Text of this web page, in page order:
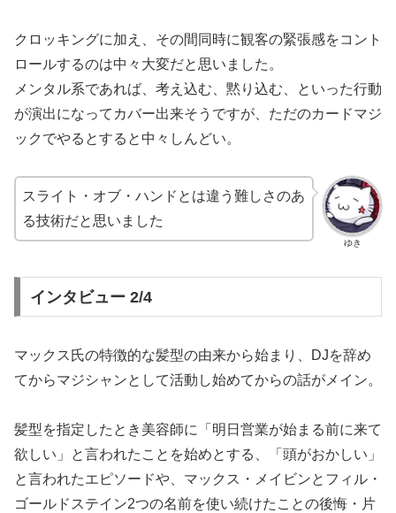
クロッキングに加え、その間同時に観客の緊張感をコント
ロールするのは中々大変だと思いました。
メンタル系であれば、考え込む、黙り込む、といった行動
が演出になってカバー出来そうですが、ただのカードマジ
ックでやるとすると中々しんどい。
ゆき
スライト・オブ・ハンドとは違う難しさのあ
る技術だと思いました
インタビュー 2/4
マックス氏の特徴的な髪型の由来から始まり、DJを辞め
てからマジシャンとして活動し始めてからの話がメイン。
髪型を指定したとき美容師に「明日営業が始まる前に来て
欲しい」と言われたことを始めとする、「頭がおかしい」
と言われたエピソードや、マックス・メイビンとフィル・
ゴールドステイン2つの名前を使い続けたことの後悔・片